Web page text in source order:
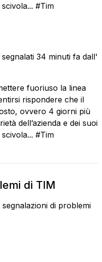
#Tim
34 minuti fa dall'
fuoriuso la linea
rispondere che il
ovvero 4 giorni più
dell’azienda e dei suoi
#Tim
di TIM
di problemi